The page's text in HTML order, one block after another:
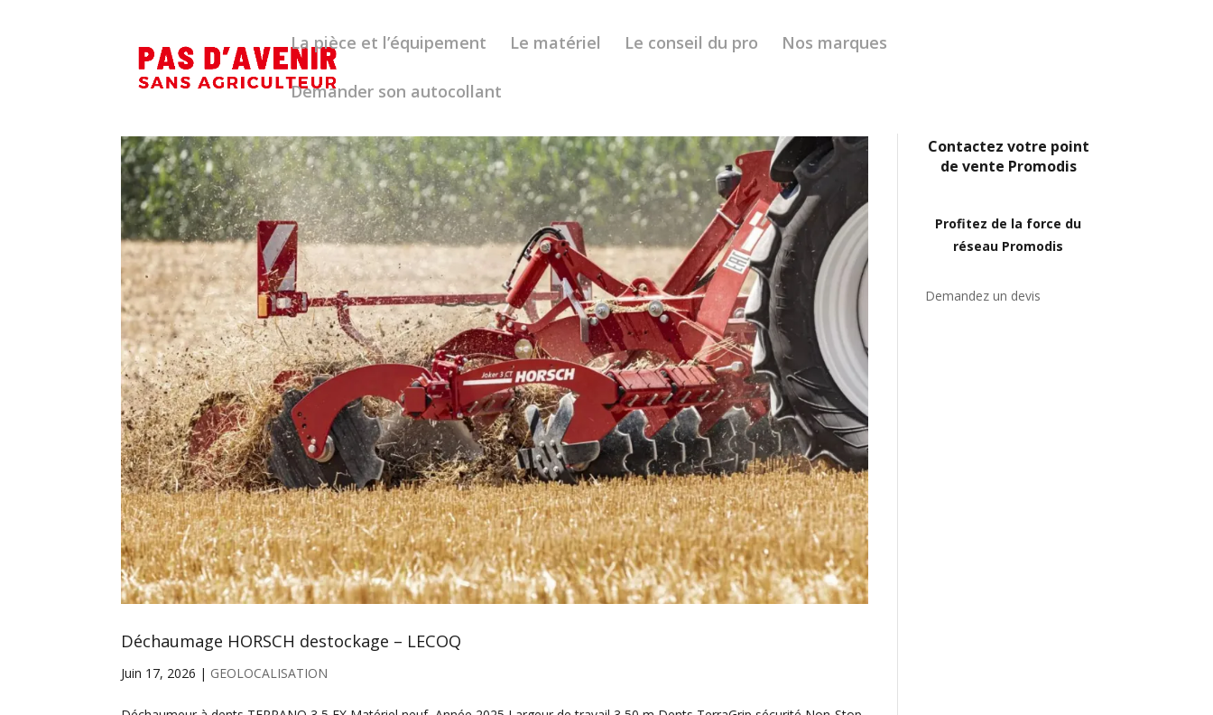
La pièce et l’équipement Le matériel Le conseil du pro Nos marques
Demander son autocollant
Déchaumage HORSCH destockage – LECOQ
Juin 17, 2026 | GEOLOCALISATION
Contactez votre point
de vente Promodis
Profitez de la force du
réseau Promodis
Demandez un devis